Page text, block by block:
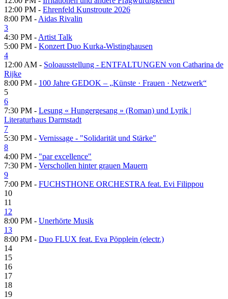
12:00 PM - Ehrenfeld Kunstroute 2026
8:00 PM - Aidas Rivalin
3
4:30 PM - Artist Talk
5:00 PM - Konzert Duo Kurka-Wistinghausen
4
12:00 AM - Soloausstellung - ENTFALTUNGEN von Catharina de
Rijke
8:00 PM - 100 Jahre GEDOK – „Künste · Frauen · Netzwerk“
5
6
7:30 PM - Lesung « Hungergesang » (Roman) und Lyrik |
Literaturhaus Darmstadt
7
5:30 PM - Vernissage - "Solidarität und Stärke"
8
4:00 PM - "par excellence"
7:30 PM - Verschollen hinter grauen Mauern
9
7:00 PM - FUCHSTHONE ORCHESTRA feat. Evi Filippou
10
11
12
8:00 PM - Unerhörte Musik
13
8:00 PM - Duo FLUX feat. Eva Pöpplein (electr.)
14
15
16
17
18
19